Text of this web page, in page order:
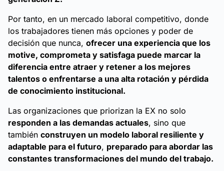
Por tanto, en un mercado laboral competitivo, donde
los trabajadores tienen más opciones y poder de
decisión que nunca, ofrecer una experiencia que los
motive, comprometa y satisfaga puede marcar la
diferencia entre atraer y retener a los mejores
talentos o enfrentarse a una alta rotación y pérdida
de conocimiento institucional.
Las organizaciones que priorizan la EX no solo
responden a las demandas actuales, sino que
también construyen un modelo laboral resiliente y
adaptable para el futuro, preparado para abordar las
constantes transformaciones del mundo del trabajo.